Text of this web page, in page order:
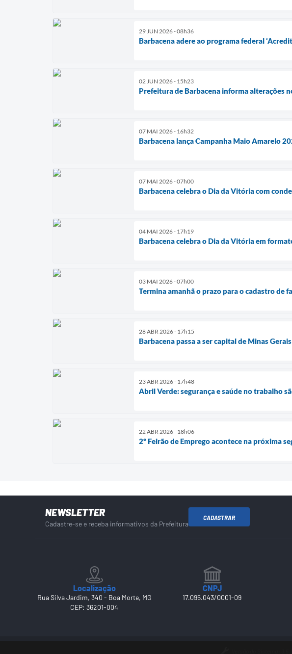
29 JUN 2026 - 08h36
Barbacena adere ao programa federal
02 JUN 2026 - 15h23
Prefeitura de Barbacena informa alterações
07 MAI 2026 - 16h32
Barbacena lança Campanha Maio Amarelo
07 MAI 2026 - 07h00
Barbacena celebra o Dia da Vitória com
04 MAI 2026 - 17h19
Barbacena celebra o Dia da Vitória em
03 MAI 2026 - 07h00
Termina amanhã o prazo para o cadastro de
28 ABR 2026 - 17h15
Barbacena passa a ser capital de Minas
23 ABR 2026 - 17h48
Abril Verde: segurança e saúde no trabalho
22 ABR 2026 - 18h06
2º Feirão de Emprego acontece na próxima
NEWSLETTER
Cadastre-se e receba informativos da Prefeitura
CADASTRAR
Localização
Rua Silva Jardim, 340 - Boa Morte, MG
CEP: 36201-004
CNPJ
17.095.043/0001-09